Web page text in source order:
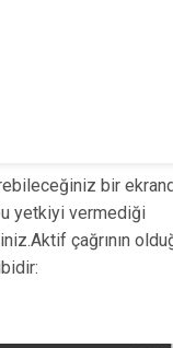
bir
yetkiyi vermediği
çağrının